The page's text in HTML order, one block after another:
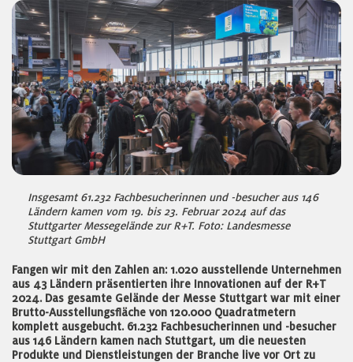
Insgesamt 61.232 Fachbesucherinnen und -besucher aus 146
Ländern kamen vom 19. bis 23. Februar 2024 auf das
Stuttgarter Messegelände zur R+T. Foto: Landesmesse
Stuttgart GmbH
Fangen wir mit den Zahlen an: 1.020 ausstellende Unternehmen
aus 43 Ländern präsentierten ihre Innovationen auf der R+T
2024. Das gesamte Gelände der Messe Stuttgart war mit einer
Brutto-Ausstellungsfläche von 120.000 Quadratmetern
komplett ausgebucht. 61.232 Fachbesucherinnen und -besucher
aus 146 Ländern kamen nach Stuttgart, um die neuesten
Produkte und Dienstleistungen der Branche live vor Ort zu